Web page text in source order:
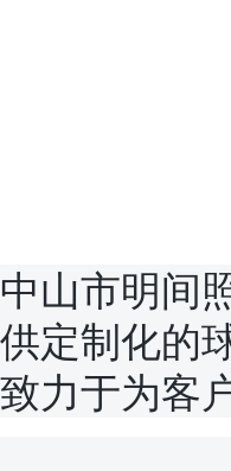
中山市明间
供定制化的
致力于为客